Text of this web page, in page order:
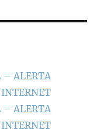
– ALERTA
– ALERTA